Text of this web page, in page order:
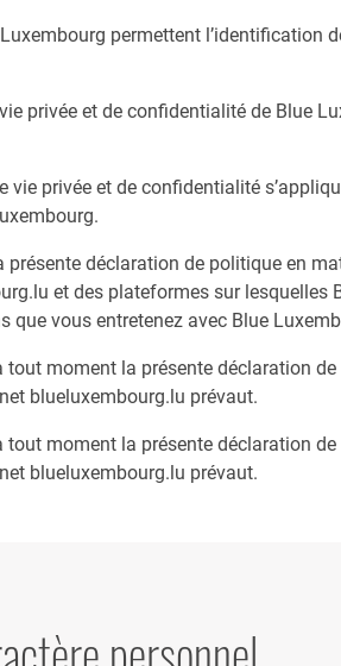
permettent l’identification
privée et de confidentialité de Blue
privée et de confidentialité
déclaration de politique en
et des plateformes sur lesquelles
que vous entretenez avec Blue
moment la présente déclaration
blueluxembourg.lu prévaut.
moment la présente déclaration
blueluxembourg.lu prévaut.